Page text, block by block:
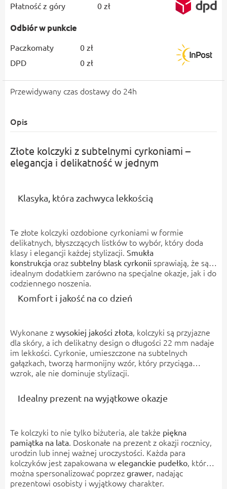
Płatność z góry 0 zł
Odbiór w punkcie
Paczkomaty
0 zł
DPD
0 zł
Przewidywany czas dostawy do 24h
Opis
Złote kolczyki z subtelnymi cyrkoniami –
elegancja i delikatność w jednym
Klasyka, która zachwyca lekkością
Te złote kolczyki ozdobione cyrkoniami w formie
delikatnych, błyszczących listków to wybór, który doda
klasy i elegancji każdej stylizacji. Smukła
konstrukcjaoraz subtelny blask cyrkonii sprawiają, że są
idealnym dodatkiem zarówno na specjalne okazje, jak i do
codziennego noszenia.
Komfort i jakość na co dzień
Wykonane z wysokiej jakości złota, kolczyki są przyjazne
dla skóry, a ich delikatny design o długości 22 mm nadaje
im lekkości. Cyrkonie, umieszczone na subtelnych
gałązkach, tworzą harmonijny wzór, który przyciąga
wzrok, ale nie dominuje stylizacji.
Idealny prezent na wyjątkowe okazje
Te kolczyki to nie tylko biżuteria, ale także piękna
pamiątka na lata. Doskonałe na prezent z okazji rocznicy,
urodzin lub innej ważnej uroczystości. Każda para
kolczyków jest zapakowana w eleganckie pudełko, które
można spersonalizować poprzez grawer, nadając
prezentowi osobisty i wyjątkowy charakter.